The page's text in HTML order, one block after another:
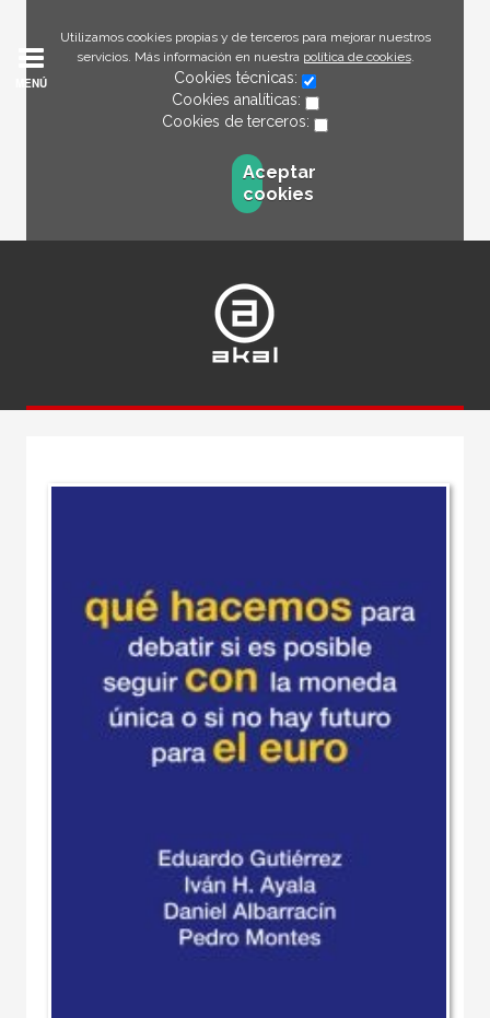
Utilizamos cookies propias y de terceros para mejorar nuestros
servicios. Más información en nuestra política de cookies.
Cookies técnicas:
Cookies analíticas:
Cookies de terceros:
Aceptar
cookies
MENÚ